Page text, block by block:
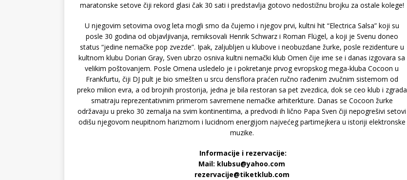
maratonske setove čiji rekord glasi čak 30 sati i predstavlja gotovo nedostižnu brojku za ostale kolege!
U njegovim setovima ovog leta mogli smo da čujemo i njegov prvi, kultni hit “Electrica Salsa” koji su
posle 30 godina od objavljivanja, remiksovali Henrik Schwarz i Roman Flügel, a koji je Svenu doneo
status “jedine nemačke pop zvezde”. Ipak, zaljubljen u klubove i neobuzdane žurke, posle rezidenture u
kultnom klubu Dorian Gray, Sven ubrzo osniva kultni nemački klub Omen čije ime se i danas izgovara sa
velikim poštovanjem. Posle Omena usledelo je i pokretanje prvog evropskog mega-kluba Cocoon u
Frankfurtu, čiji DJ pult je bio smešten u srcu densflora praćen ručno rađenim zvučnim sistemom od
preko milion evra, a od brojnih prostorija, jedna je bila restoran sa pet zvezdica, dok se ceo klub i zgrada
smatraju reprezentativnim primerom savremene nemačke arhiterkture. Danas se Cocoon žurke
održavaju u preko 30 zemalja na svim kontinentima, a predvodi ih lično Papa Sven čiji nepogrešivi setovi
odišu njegovom neupitnom harizmom i lucidnom energijom najvećeg partimejkera u istoriji elektronske
muzike.
Informacije i rezervacije:
Mail: klubsu@yahoo.com
rezervacije@tiketklub.com